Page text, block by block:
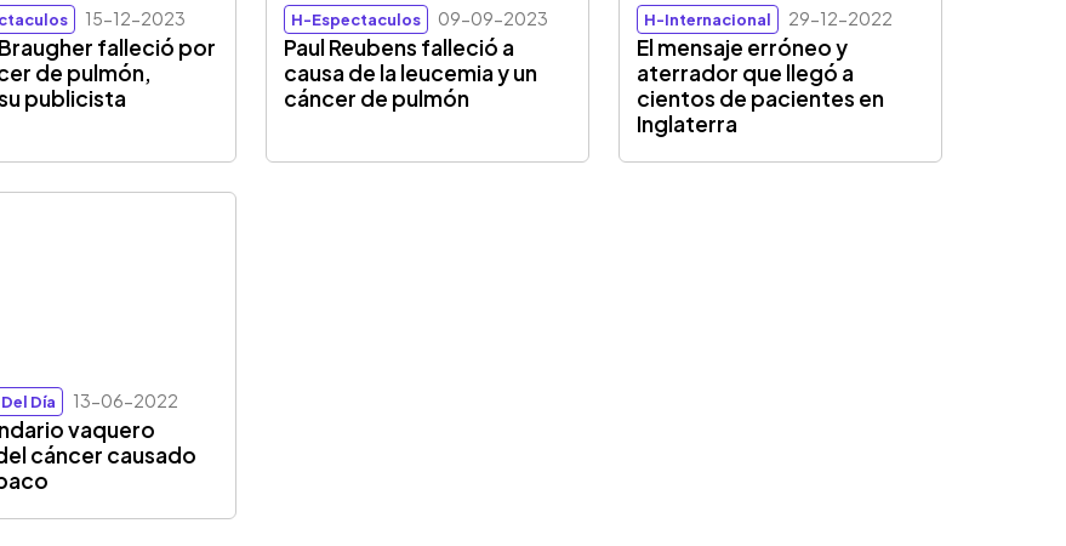
15-12-2023
falleció por
de pulmón,
publicista
H-Espectaculos 09-09-2023
Paul Reubens falleció a
causa de la leucemia y un
cáncer de pulmón
H-Internacional 29-12-2022
El mensaje erróneo y
aterrador que llegó a
cientos de pacientes en
Inglaterra
Día 13-06-2022
vaquero
cáncer causado